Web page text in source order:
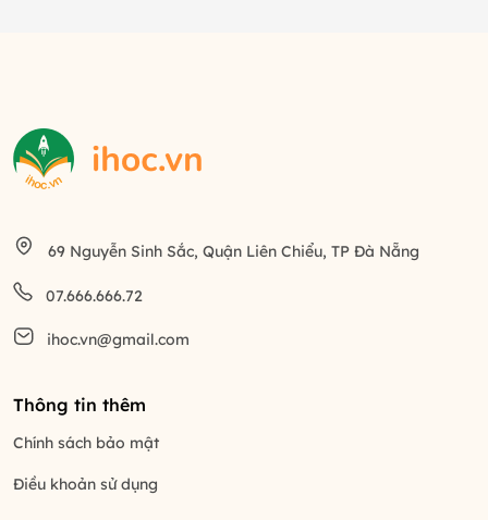
69 Nguyễn Sinh Sắc, Quận Liên Chiểu, TP Đà Nẵng
07.666.666.72
ihoc.vn@gmail.com
Thông tin thêm
Chính sách bảo mật
Điều khoản sử dụng